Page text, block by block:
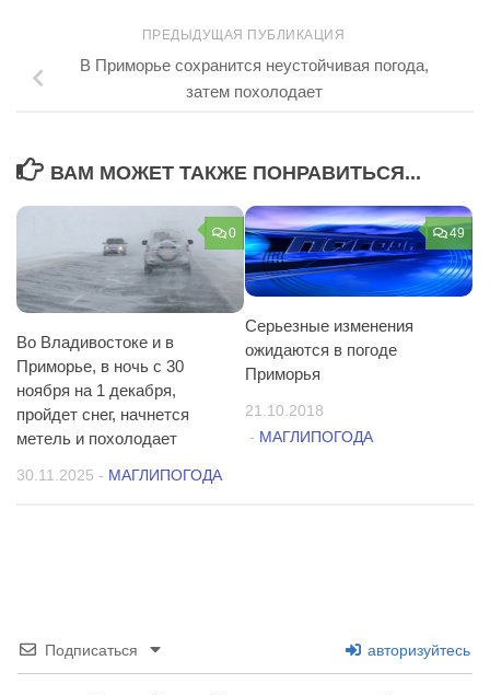
ПРЕДЫДУЩАЯ ПУБЛИКАЦИЯ
В Приморье сохранится неустойчивая погода,
затем похолодает
ВАМ МОЖЕТ ТАКЖЕ ПОНРАВИТЬСЯ...
0
Во Владивостоке и в
Приморье, в ночь с 30
ноября на 1 декабря,
пройдет снег, начнется
метель и похолодает
30.11.2025 - МАГЛИПОГОДА
49
Серьезные изменения
ожидаются в погоде
Приморья
21.10.2018
- МАГЛИПОГОДА
Подписаться авторизуйтесь